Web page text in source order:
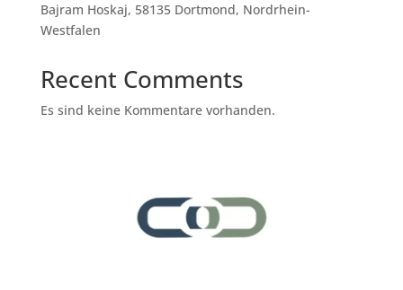
Bajram Hoskaj, 58135 Dortmond, Nordrhein-
Westfalen
Recent Comments
Es sind keine Kommentare vorhanden.